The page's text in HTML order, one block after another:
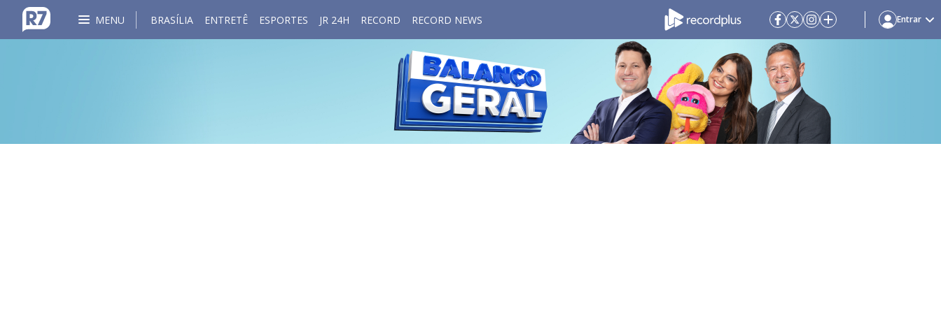
MENU BRASÍLIA ENTRETÊ ESPORTES JR 24H RECORD RECORD NEWS Entrar